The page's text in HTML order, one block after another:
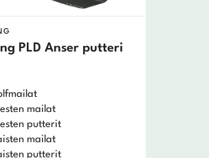
PLD Anser putteri
mailat
putterit
mailat
putterit